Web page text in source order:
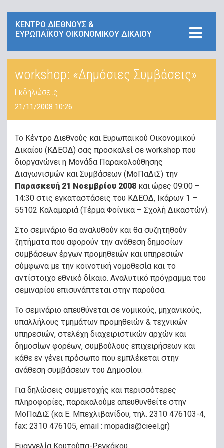
ΚΕΝΤΡΟ ΔΙΕΘΝΟΥΣ &
ΕΥΡΩΠΑΪΚΟΥ ΟΙΚΟΝΟΜΙΚΟΥ ΔΙΚΑΙΟΥ
workshop: «Δημόσιες Συμβάσεις»
Εκδηλώσεις
21/11/2008 10:26
Το Κέντρο Διεθνούς και Ευρωπαϊκού Οικονομικού
Δικαίου (ΚΔΕΟΔ) σας προσκαλεί σε workshop που
διοργανώνει η Μονάδα Παρακολούθησης
Διαγωνισμών και Συμβάσεων (ΜοΠαΔιΣ) την
Παρασκευή 21 Νοεμβρίου 2008 και ώρες 09:00 –
14:30 στις εγκαταστάσεις του ΚΔΕΟΔ, Ικάρων 1 –
55102 Καλαμαριά (Τέρμα Φοίνικα – Σχολή Δικαστών).
Στο σεμινάριο θα αναλυθούν και θα συζητηθούν
ζητήματα που αφορούν την ανάθεση δημοσίων
συμβάσεων έργων προμηθειών και υπηρεσιών
σύμφωνα με την κοινοτική νομοθεσία και το
αντίστοιχο εθνικό δίκαιο. Αναλυτικό πρόγραμμα του
σεμιναρίου επισυνάπτεται στην παρούσα.
Το σεμινάριο απευθύνεται σε νομικούς, μηχανικούς,
υπαλλήλους τμημάτων προμηθειών & τεχνικών
υπηρεσιών, στελέχη διαχειριστικών αρχών και
δημοσίων φορέων, συμβούλους επιχειρήσεων και
κάθε εν γένει πρόσωπο που εμπλέκεται στην
ανάθεση συμβάσεων του Δημοσίου.
Για δηλώσεις συμμετοχής και περισσότερες
πληροφορίες, παρακαλούμε απευθυνθείτε στην
ΜοΠαΔιΣ (κα Ε. Μπεχλιβανίδου, τηλ. 2310 476103-4,
fax: 2310 476105, email : mopadis@cieel.gr)